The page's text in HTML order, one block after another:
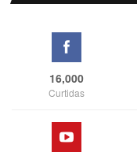
16,000
Curtidas